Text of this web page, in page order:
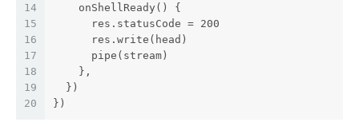
14
15
16
17
18
19
20
    onShellReady() {
      res.statusCode = 200
      res.write(head)
      pipe(stream)
    },
  })
})